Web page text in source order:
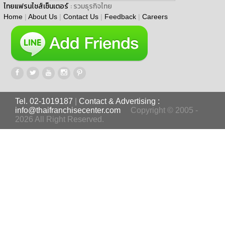
ไทยแฟรนไชส์เซ็นเตอร์ : รวมธุรกิจไทย
Home | About Us | Contact Us | Feedback | Careers
Tel. 02-1019187
Contact & Advertising :
info@thaifranchisecenter.com
Copyright © 2005 -
2026 All Right Reserved.